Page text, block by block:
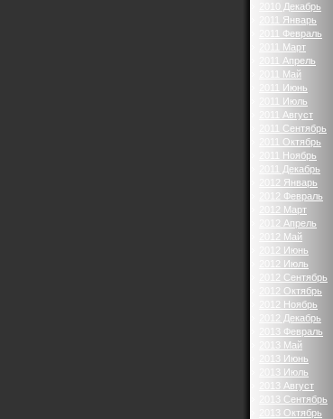
2010 Декабрь
2011 Январь
2011 Февраль
2011 Март
2011 Апрель
2011 Май
2011 Июнь
2011 Июль
2011 Август
2011 Сентябрь
2011 Октябрь
2011 Ноябрь
2011 Декабрь
2012 Январь
2012 Февраль
2012 Март
2012 Апрель
2012 Май
2012 Июнь
2012 Июль
2012 Сентябрь
2012 Октябрь
2012 Ноябрь
2012 Декабрь
2013 Февраль
2013 Май
2013 Июнь
2013 Июль
2013 Август
2013 Сентябрь
2013 Октябрь